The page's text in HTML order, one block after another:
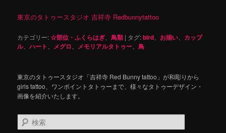
東京のタトゥースタジオ 吉祥寺 Redbunnytattoo
カテゴリー:☆部位・ふくらはぎ 、鳥類 | タグ:bird お揃い
カップ
ル、ハート メグロ メモリアルタトゥー 、鳥
東京のタトゥースタジオ「吉祥寺 Red Bunny tattoo」が和彫りから
girls tattoo、ワンポイントタトゥーまで、様々なタトゥーデザイン・
画像を紹介いたします。
検
索